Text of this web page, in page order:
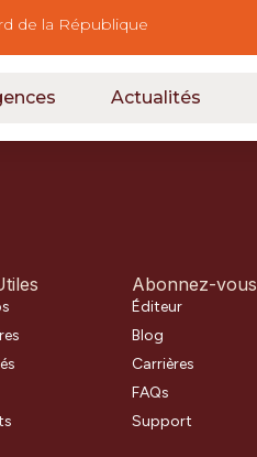
de la République
Actualités
Abonnez-vous
Éditeur
Blog
Carrières
FAQs
Support